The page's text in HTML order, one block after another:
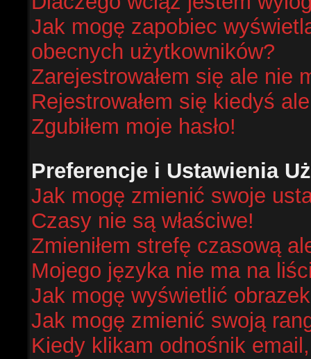
Jak mogę zapobiec
obecnych użytkowników?
Zarejestrowałem się ale nie
Rejestrowałem się kiedyś
Zgubiłem moje hasło!
Preferencje i Ustawienia
Jak mogę zmienić swoje
Czasy nie są właściwe!
Zmieniłem strefę czasową
Mojego języka nie ma na
Jak mogę wyświetlić
Jak mogę zmienić swoją
Kiedy klikam odnośnik